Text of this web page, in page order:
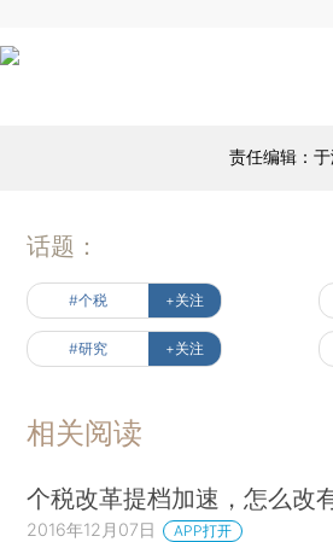
责任编辑：
话题：
#个税 +关注
#研究 +关注
相关阅读
个税改革提档加速，怎么改
2016年12月07日 APP打开